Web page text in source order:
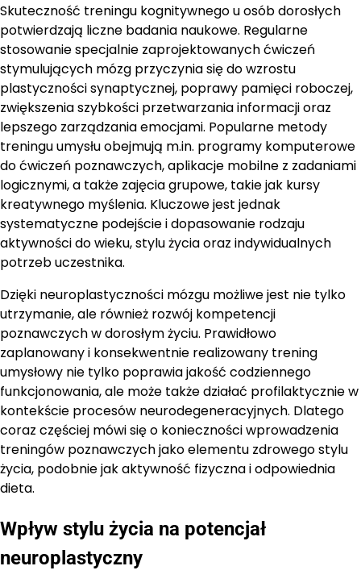
Skuteczność treningu kognitywnego u osób dorosłych
potwierdzają liczne badania naukowe. Regularne
stosowanie specjalnie zaprojektowanych ćwiczeń
stymulujących mózg przyczynia się do wzrostu
plastyczności synaptycznej, poprawy pamięci roboczej,
zwiększenia szybkości przetwarzania informacji oraz
lepszego zarządzania emocjami. Popularne metody
treningu umysłu obejmują m.in. programy komputerowe
do ćwiczeń poznawczych, aplikacje mobilne z zadaniami
logicznymi, a także zajęcia grupowe, takie jak kursy
kreatywnego myślenia. Kluczowe jest jednak
systematyczne podejście i dopasowanie rodzaju
aktywności do wieku, stylu życia oraz indywidualnych
potrzeb uczestnika.
Dzięki neuroplastyczności mózgu możliwe jest nie tylko
utrzymanie, ale również rozwój kompetencji
poznawczych w dorosłym życiu. Prawidłowo
zaplanowany i konsekwentnie realizowany trening
umysłowy nie tylko poprawia jakość codziennego
funkcjonowania, ale może także działać profilaktycznie w
kontekście procesów neurodegeneracyjnych. Dlatego
coraz częściej mówi się o konieczności wprowadzenia
treningów poznawczych jako elementu zdrowego stylu
życia, podobnie jak aktywność fizyczna i odpowiednia
dieta.
Wpływ stylu życia na potencjał
neuroplastyczny